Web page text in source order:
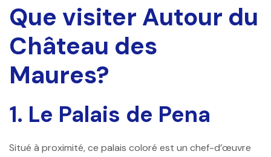
Que visiter Autour du
Château des
Maures?
1. Le Palais de Pena
Situé à proximité, ce palais coloré est un chef-d’œuvre